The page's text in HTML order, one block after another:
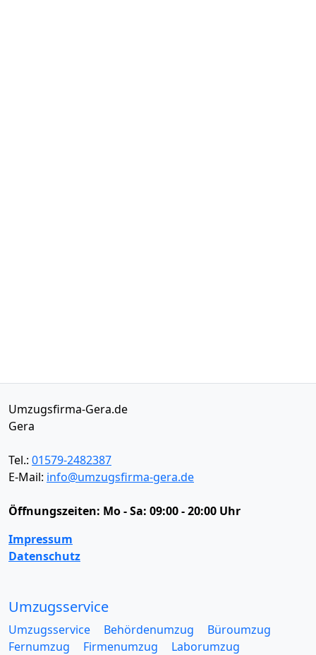
Umzugsfirma-Gera.de
Gera
Tel.: 01579-2482387
E-Mail: info@umzugsfirma-gera.de
Öffnungszeiten: Mo - Sa: 09:00 - 20:00 Uhr
Impressum
Datenschutz
Umzugsservice
Umzugsservice Behördenumzug
Büroumzug
Fernumzug
Firmenumzug
Laborumzug